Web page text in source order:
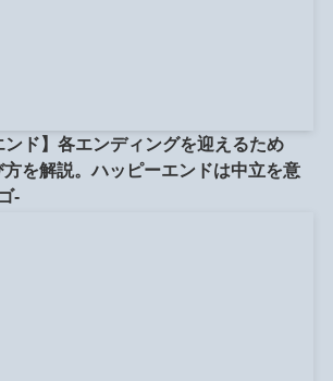
ンド】各エンディングを迎えるため
を解説。ハッピーエンドは中立を意
-